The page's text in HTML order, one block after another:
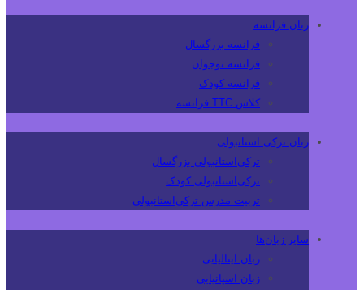
زبان فرانسه
فرانسه بزرگسال
فرانسه نوجوان
فرانسه کودک
کلاس TTC فرانسه
زبان ترکی استانبولی
ترکی‌استانبولی بزرگسال
ترکی‌استانبولی کودک
تربیت مدرس ترکی‌استانبولی
سایر زبان‌ها
زبان ایتالیایی
زبان اسپانیایی